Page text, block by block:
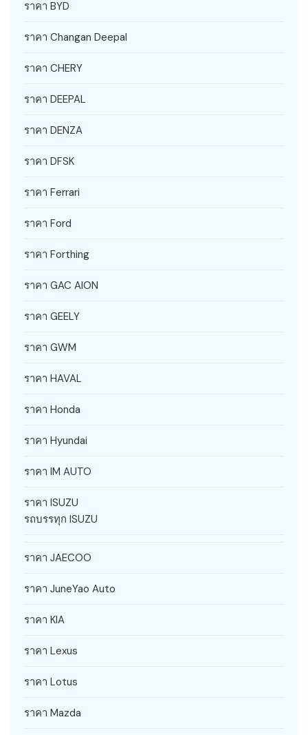
ราคา BYD
ราคา Changan Deepal
ราคา CHERY
ราคา DEEPAL
ราคา DENZA
ราคา DFSK
ราคา Ferrari
ราคา Ford
ราคา Forthing
ราคา GAC AION
ราคา GEELY
ราคา GWM
ราคา HAVAL
ราคา Honda
ราคา Hyundai
ราคา IM AUTO
ราคา ISUZU
รถบรรทุก ISUZU
ราคา JAECOO
ราคา JuneYao Auto
ราคา KIA
ราคา Lexus
ราคา Lotus
ราคา Mazda